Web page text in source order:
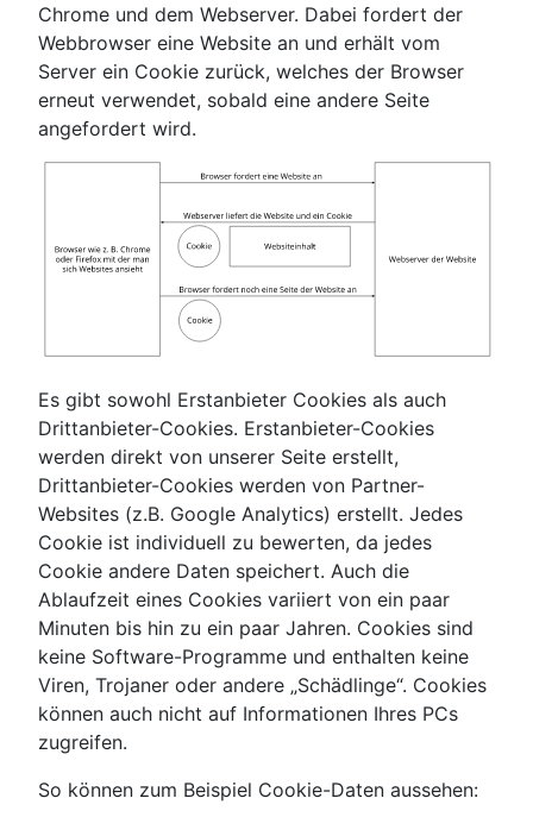
Chrome und dem Webserver. Dabei fordert der
Webbrowser eine Website an und erhält vom
Server ein Cookie zurück, welches der Browser
erneut verwendet, sobald eine andere Seite
angefordert wird.
Es gibt sowohl Erstanbieter Cookies als auch
Drittanbieter-Cookies. Erstanbieter-Cookies
werden direkt von unserer Seite erstellt,
Drittanbieter-Cookies werden von Partner-
Websites (z.B. Google Analytics) erstellt. Jedes
Cookie ist individuell zu bewerten, da jedes
Cookie andere Daten speichert. Auch die
Ablaufzeit eines Cookies variiert von ein paar
Minuten bis hin zu ein paar Jahren. Cookies sind
keine Software-Programme und enthalten keine
Viren, Trojaner oder andere „Schädlinge“. Cookies
können auch nicht auf Informationen Ihres PCs
zugreifen.
So können zum Beispiel Cookie-Daten aussehen: